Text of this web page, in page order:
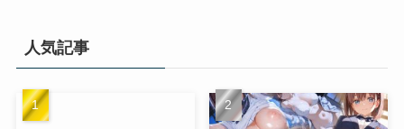
人気記事